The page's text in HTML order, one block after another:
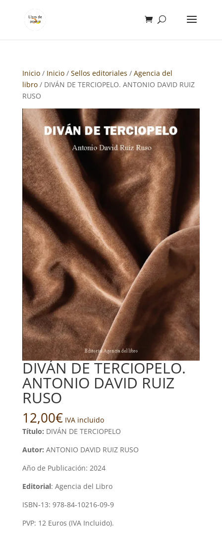
Inicio/ Inicio/ Sellos editoriales / Agencia del
libro/ DIVÁN DE TERCIOPELO. ANTONIO DAVID RUIZ
RUSO
DIVÁN DE TERCIOPELO.
ANTONIO DAVID RUIZ
RUSO
12,00€ IVA incluido
Título: DIVÁN DE TERCIOPELO
Autor: ANTONIO DAVID RUIZ RUSO
Año de Publicación: 2024
Editorial: Agencia del Libro
ISBN-13: 978-84-10216-09-9
PVP: 12 Euros (IVA Incluido).